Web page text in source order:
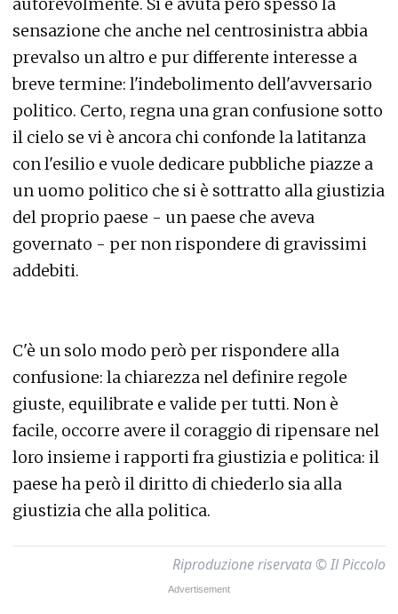
sensazione che anche nel centrosinistra abbia
prevalso un altro e pur differente interesse a
breve termine: l'indebolimento dell'avversario
politico. Certo, regna una gran confusione sotto
il cielo se vi è ancora chi confonde la latitanza
con l'esilio e vuole dedicare pubbliche piazze a
un uomo politico che si è sottratto alla giustizia
del proprio paese - un paese che aveva
governato - per non rispondere di gravissimi
addebiti.
C'è un solo modo però per rispondere alla
confusione: la chiarezza nel definire regole
giuste, equilibrate e valide per tutti. Non è
facile, occorre avere il coraggio di ripensare nel
loro insieme i rapporti fra giustizia e politica: il
paese ha però il diritto di chiederlo sia alla
giustizia che alla politica.
Riproduzione riservata © Il Piccolo